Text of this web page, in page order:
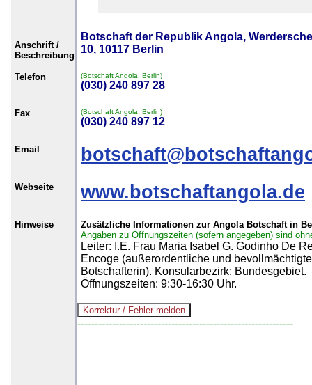
Anschrift /
Beschreibung
Botschaft der Republik Angola,
10, 10117 Berlin
Telefon (Botschaft Angola, Berlin)
(030) 240 897 28
Fax (Botschaft Angola, Berlin)
(030) 240 897 12
Email
Webseite www.botschaftangola.de
Hinweise
Zusätzliche Informationen zur Angola Botschaft in
Angaben zu Öffnungszeiten (sofern angegeben) sind
Leiter: I.E. Frau Maria Isabel G. Godinho De
Encoge (außerordentliche und bevollmächtigte
Botschafterin). Konsularbezirk: Bundesgebiet.
Öffnungszeiten: 9:30-16:30 Uhr.
--------------------------------------------------------------